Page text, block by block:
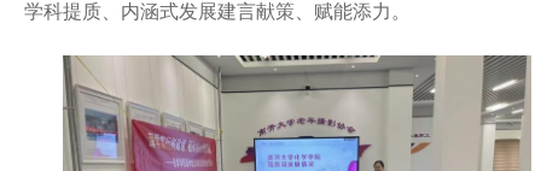
学科提质、内涵式发展建言献策、赋能添力。